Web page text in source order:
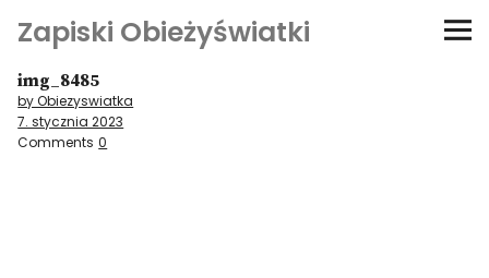
Zapiski Obieżyświatki
Podróże
Kultura i sztuka
img_8485
by Obiezyswiatka
7. stycznia 2023
Comments 0